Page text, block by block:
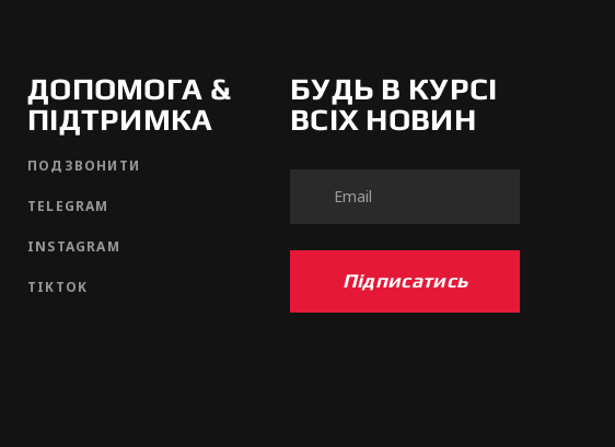
ДОПОМОГА &
ПІДТРИМКА
ПОДЗВОНИТИ
TELEGRAM
INSTAGRAM
TIKTOK
БУДЬ В КУРСІ
ВСІХ НОВИН
Підписатись